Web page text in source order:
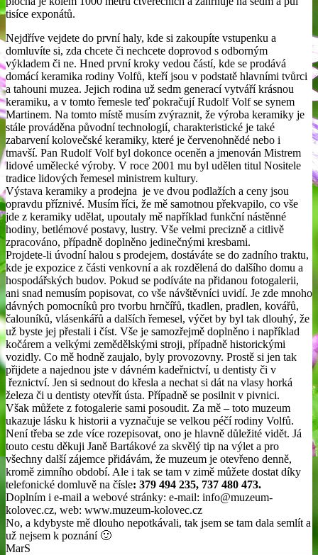
tisíce exponátů.
Nejdříve vejdete do první haly, kde si zakoupíte vstupenku a
domluvíte si, zda chcete či nechcete doprovod s odborným
výkladem či ne. Hned první kroky vedou částí, kde se prodává
domácí keramika rodiny Volfů, kteří jsou v podstatě hlavními tvůrci
a tahouni muzea. Jejich rodina už sedm generací vytváří krásnou
keramiku, a v tomto řemesle teď pokračují Rudolf Volf se synem
Martinem. Na tomto místě musím zvýraznit, že výroba keramiky je
stále prováděna původní technologií, charakteristické je také
zabarvení kolovečské keramiky, které je červenohnědé nebo i
tmavší. Pan Rudolf Volf byl dokonce oceněn a jmenován Mistrem
lidové umělecké výroby. V roce 2001 mu byl udělen titul Nositele
tradice lidových řemesel ministrem kultury.
Výstava keramiky a prodejna je ve dvou podlažích a ceny jsou
opravdu příznivé. Musím říci, že mě samotnou překvapilo, co vše
jde z keramiky udělat, upoutaly mě například funkční nástěnné
hodiny, betlémové postavy, lustry. Vše velmi precizně a citlivě
zpracováno, případně doplněno jedinečnými kresbami.
Projdete-li úvodní halou s prodejem, dostáváte se do zadního traktu,
kde je expozice z části venkovní a ak rozdělená do dalšího domu a
hospodářských budov. Pokud se podíváte na přidanou fotogalerii,
ani snad nemusím popisovat, co vše návštěvníci uvidí. Je zde mnoho
dávných pomocníků pro tvorbu hrnčířů, tkadlen, pradlen, kovářů,
čalouníků, vlásenkářů a dalších řemesel, výčet by byl tak dlouhý, že
už byste jej přestali i číst. Vše je samozřejmě doplněno i například
kočárem a velkými zemědělskými stroji, případně historickými
vozidly. Co mě hodně zaujalo, byly provozovny. Prostě si jen tak
přijdete a najednou jste v dávném kadeřnictví, u dentisty či v
řeznictví. Jen si sednout do křesla a nechat si dát na vlasy horká
železa či u dentisty otevřít ústa. Případně se posilnit v pivnici.
Však můžete z fotogalerie sami posoudit. Za mě – toto muzeum
ukazuje lásku k historii a vyznačuje se velkou péčí rodiny Volfů.
Není třeba se zde více rozepisovat, ono je hlavně důležité vidět. Já
touto cestu děkuji Janě Bartákové za skvělý tip na výlet a pro
všechny další zájemce přidávám, že muzeum je otevřeno denně,
kromě zimního období. Ale i tak se tam v zimě můžete dostat díky
telefonické domluvě na čísle: 379 494 235, 737 480 473.
Doplním i e-mail a webové stránky: e-mail: info@muzeum-
kolovec.cz, web: www.muzeum-kolovec.cz
No, a kdybyste mě dlouho nepotkávali, tak jsem se tam dala semlít a
už nejsem k poznání 🙂
MarS